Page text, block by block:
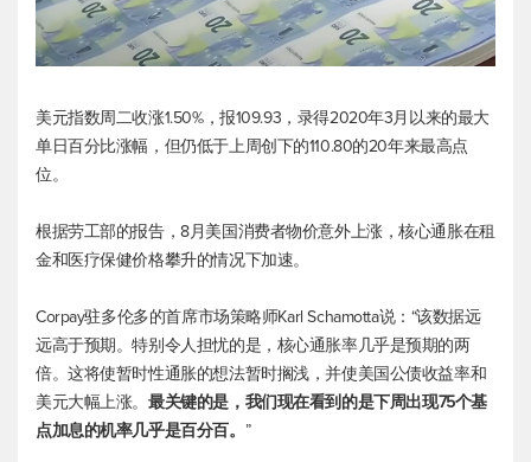
美元指数周二收涨1.50%，报109.93，录得2020年3月以来的最大
单日百分比涨幅，但仍低于上周创下的110.80的20年来最高点
位。
根据劳工部的报告，8月美国消费者物价意外上涨，核心通胀在租
金和医疗保健价格攀升的情况下加速。
Corpay驻多伦多的首席市场策略师Karl Schamotta说：“该数据远
远高于预期。特别令人担忧的是，核心通胀率几乎是预期的两
倍。这将使暂时性通胀的想法暂时搁浅，并使美国公债收益率和
美元大幅上涨。最关键的是，我们现在看到的是下周出现75个基
点加息的机率几乎是百分百。 ”